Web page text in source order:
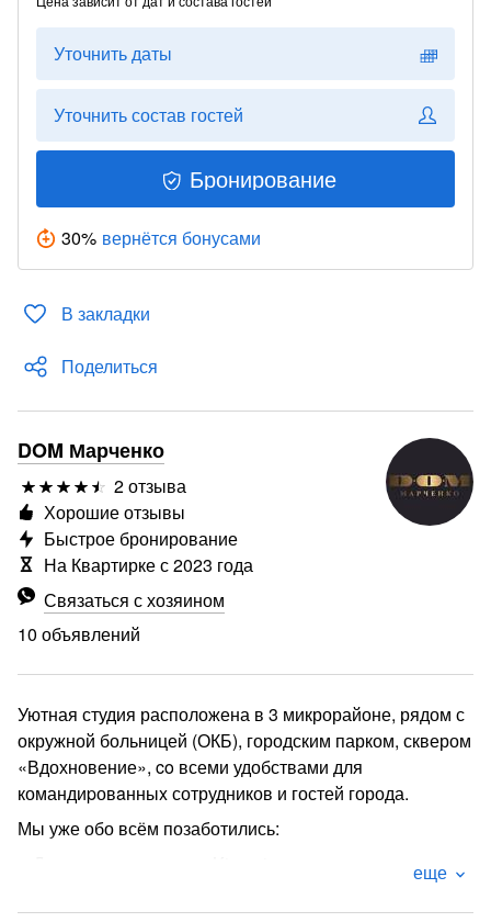
Уточнить даты
Уточнить состав гостей
Бронирование
30% вернётся бонусами
В закладки
Поделиться
DOM Марченко
2 отзыва
Связаться с хозяином
10 объявлений
Хорошие отзывы
Быстрое бронирование
На Квартирке с 2023 года
Уютная студия расположена в 3 микрорайоне, рядом с
окружной больницей (ОКБ), городским парком, сквером
«Вдохновение», co всеми удобствами для
командиpовaнныx сотрудников и гостей города.
Мы уже обо всём позаботились:
● Двуспальная кровать King-size с ортопедическим
еще